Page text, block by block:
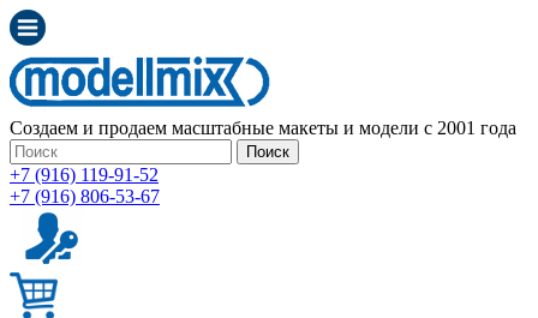
Создаем и продаем масштабные макеты и модели с 2001 года
Поиск
+7 (916) 119-91-52
+7 (916) 806-53-67